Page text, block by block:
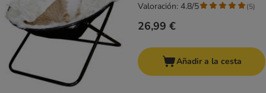
26,99 €
Valoración: 4.8/5 (5)
Añadir a la cesta